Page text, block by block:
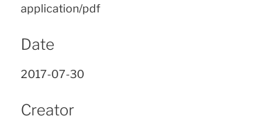
application/pdf
Date
2017-07-30
Creator